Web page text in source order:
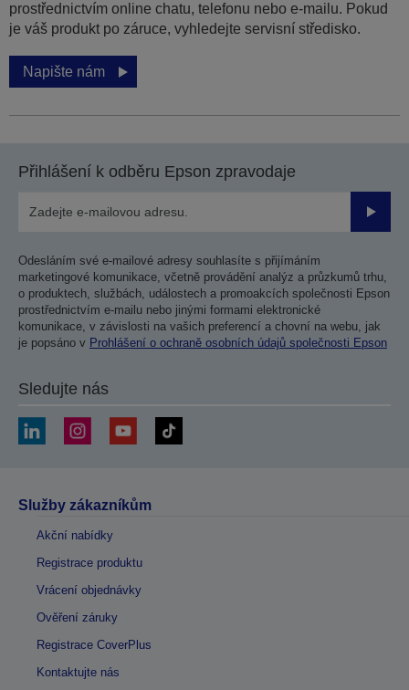
prostřednictvím online chatu, telefonu nebo e-mailu. Pokud
je váš produkt po záruce, vyhledejte servisní středisko.
Napište nám
Přihlášení k odběru Epson zpravodaje
Odesláním své e-mailové adresy souhlasíte s přijímáním
marketingové komunikace, včetně provádění analýz a průzkumů trhu,
o produktech, službách, událostech a promoakcích společnosti Epson
prostřednictvím e-mailu nebo jinými formami elektronické
komunikace, v závislosti na vašich preferencí a chovní na webu, jak
je popsáno v Prohlášení o ochraně osobních údajů společnosti Epson
Sledujte nás
Služby zákazníkům
Akční nabídky
Registrace produktu
Vrácení objednávky
Ověření záruky
Registrace CoverPlus
Kontaktujte nás